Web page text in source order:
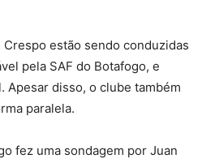
estão sendo conduzidas
pela SAF do Botafogo, e
Apesar disso, o clube também
paralela.
fez uma sondagem por Juan